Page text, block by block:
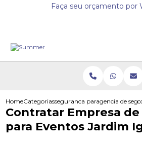
Faça seu orçamento por
HomeCategoriasseguranca para eventos
agencia de
Contratar Empresa
para Eventos Jardim